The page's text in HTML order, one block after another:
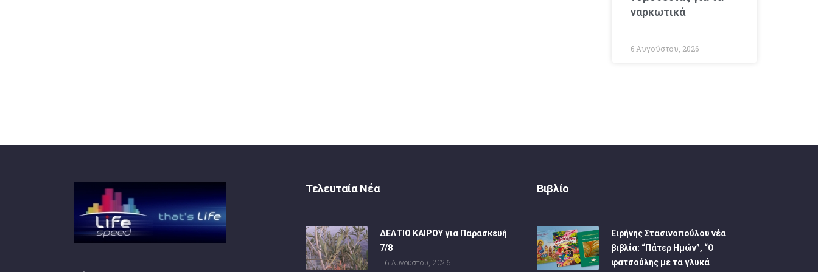
ναρκωτικά
6 Αυγούστου, 2026
Τελευταία Νέα
ΔΕΛΤΙΟ ΚΑΙΡΟΥ για Παρασκευή
7/8
6 Αυγούστου, 2026
Βιβλίο
Ειρήνης Στασινοπούλου νέα
βιβλία: “Πάτερ Ημών”, “Ο
φατσούλης με τα γλυκά